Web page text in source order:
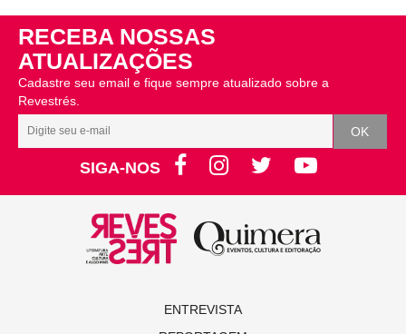
RECEBA NOSSAS
ATUALIZAÇÕES
Cadastre seu email e fique sempre atualizado sobre a
Revestrés.
SIGA-NOS
ENTREVISTA